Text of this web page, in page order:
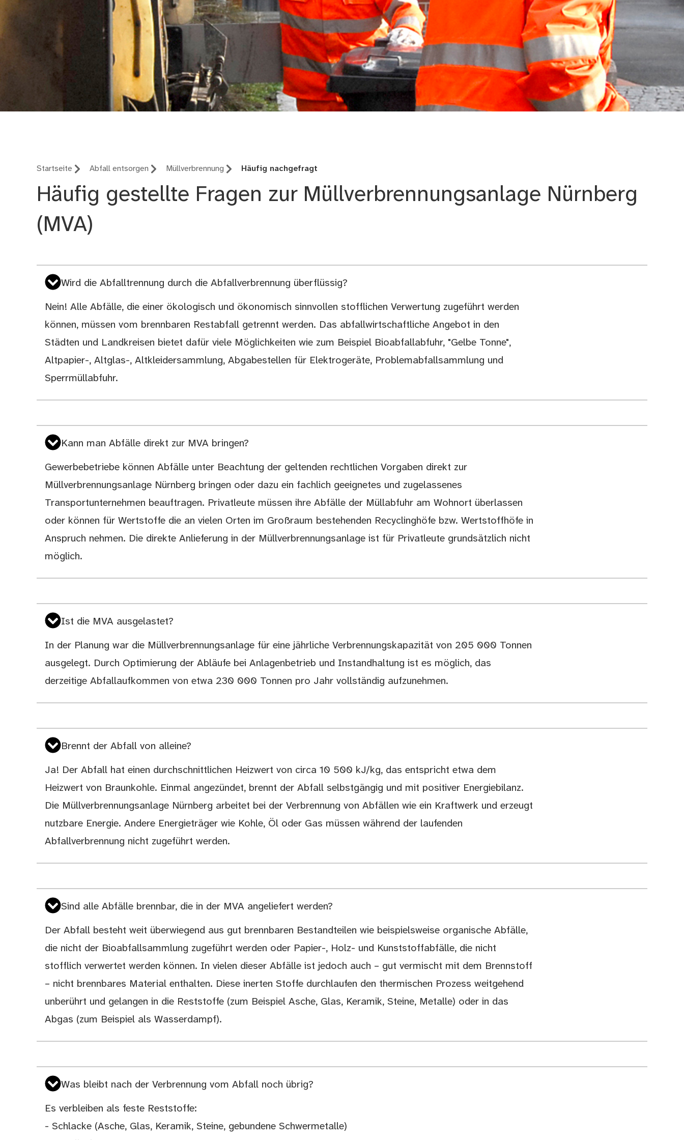
Startseite Abfall entsorgen Müllverbrennung Häufig nachgefragt
Häufig gestellte Fragen zur Müllverbrennungsanlage Nürnberg
(MVA)
Wird die Abfalltrennung durch die Abfallverbrennung überflüssig?
Nein! Alle Abfälle, die einer ökologisch und ökonomisch sinnvollen stofflichen Verwertung zugeführt werden
können, müssen vom brennbaren Restabfall getrennt werden. Das abfallwirtschaftliche Angebot in den
Städten und Landkreisen bietet dafür viele Möglichkeiten wie zum Beispiel Bioabfallabfuhr, "Gelbe Tonne",
Altpapier-, Altglas-, Altkleidersammlung, Abgabestellen für Elektrogeräte, Problemabfallsammlung und
Sperrmüllabfuhr.
Kann man Abfälle direkt zur MVA bringen?
Gewerbebetriebe können Abfälle unter Beachtung der geltenden rechtlichen Vorgaben direkt zur
Müllverbrennungsanlage Nürnberg bringen oder dazu ein fachlich geeignetes und zugelassenes
Transportunternehmen beauftragen. Privatleute müssen ihre Abfälle der Müllabfuhr am Wohnort überlassen
oder können für Wertstoffe die an vielen Orten im Großraum bestehenden Recyclinghöfe bzw. Wertstoffhöfe in
Anspruch nehmen. Die direkte Anlieferung in der Müllverbrennungsanlage ist für Privatleute grundsätzlich nicht
möglich.
Ist die MVA ausgelastet?
In der Planung war die Müllverbrennungsanlage für eine jährliche Verbrennungskapazität von 205 000 Tonnen
ausgelegt. Durch Optimierung der Abläufe bei Anlagenbetrieb und Instandhaltung ist es möglich, das
derzeitige Abfallaufkommen von etwa 230 000 Tonnen pro Jahr vollständig aufzunehmen.
Brennt der Abfall von alleine?
Ja! Der Abfall hat einen durchschnittlichen Heizwert von circa 10 500 kJ/kg, das entspricht etwa dem
Heizwert von Braunkohle. Einmal angezündet, brennt der Abfall selbstgängig und mit positiver Energiebilanz.
Die Müllverbrennungsanlage Nürnberg arbeitet bei der Verbrennung von Abfällen wie ein Kraftwerk und erzeugt
nutzbare Energie. Andere Energieträger wie Kohle, Öl oder Gas müssen während der laufenden
Abfallverbrennung nicht zugeführt werden.
Sind alle Abfälle brennbar, die in der MVA angeliefert werden?
Der Abfall besteht weit überwiegend aus gut brennbaren Bestandteilen wie beispielsweise organische Abfälle,
die nicht der Bioabfallsammlung zugeführt werden oder Papier-, Holz- und Kunststoffabfälle, die nicht
stofflich verwertet werden können. In vielen dieser Abfälle ist jedoch auch – gut vermischt mit dem Brennstoff
– nicht brennbares Material enthalten. Diese inerten Stoffe durchlaufen den thermischen Prozess weitgehend
unberührt und gelangen in die Reststoffe (zum Beispiel Asche, Glas, Keramik, Steine, Metalle) oder in das
Abgas (zum Beispiel als Wasserdampf).
Was bleibt nach der Verbrennung vom Abfall noch übrig?
Es verbleiben als feste Reststoffe:
- Schlacke (Asche, Glas, Keramik, Steine, gebundene Schwermetalle)